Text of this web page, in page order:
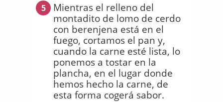
5
Mientras el relleno del
montadito de lomo de cerdo
con berenjena está en el
fuego, cortamos el pan y,
cuando la carne esté lista, lo
ponemos a tostar en la
plancha, en el lugar donde
hemos hecho la carne, de
esta forma cogerá sabor.